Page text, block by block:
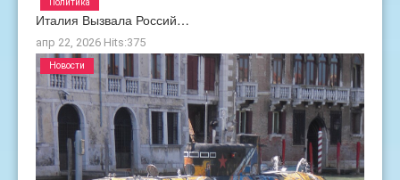
Италия Вызвала Россий…
апр 22, 2026 Hits:375
Политика
Новости